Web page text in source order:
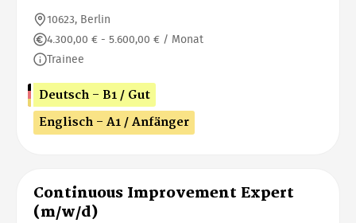
10623, Berlin
4.300,00 € - 5.600,00 € / Monat
Trainee
Deutsch - B1 / Gut
Englisch - A1 / Anfänger
Continuous Improvement Expert
(m/w/d)